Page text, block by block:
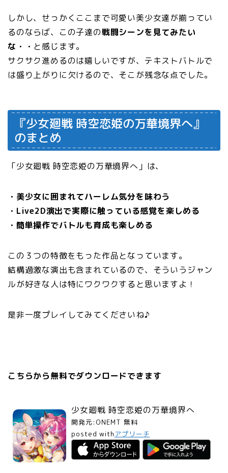
しかし、せっかくここまで可愛い美少女達が揃ってい
るのならば、この子達の戦闘シーンを見てみたい
な・・ と感じます。
サクサク進めるのは嬉しいですが、テキストバトルで
は盛り上がりに欠けるので、そこが残念な点でした。
『少女廻戦 時空恋姫の万華境界へ』
のまとめ
「少女廻戦 時空恋姫の万華境界へ」は、
・美少女に囲まれてハーレム気分を味わう
・Live2D演出で実際に触っている感覚を楽しめる
・簡単操作でバトルも育成も楽しめる
この３つの特徴をもった作品となっています。
結構過激な演出も含まれているので、そういうジャン
ルが好きな人は特にワクワクすると思いますよ！
是非一度プレイしてみてくださいね♪
こちらから無料でダウンロードできます
少女廻戦 時空恋姫の万華境界へ
開発元: ONEMT 無料
posted with アプリーチ